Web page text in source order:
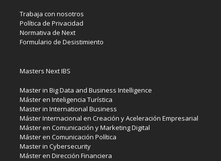
Trabaja con nosotros
Política de Privacidad
Normativa de Next
Formulario de Desistimiento
Masters Next IBS
Master in Big Data and Business Intelligence
Máster en Inteligencia Turística
Master in International Business
Máster Internacional en Creación y Aceleración Empresarial
Máster en Comunicación y Marketing Digital
Máster en Comunicación Política
Master in Cybersecurity
Máster en Dirección Financiera